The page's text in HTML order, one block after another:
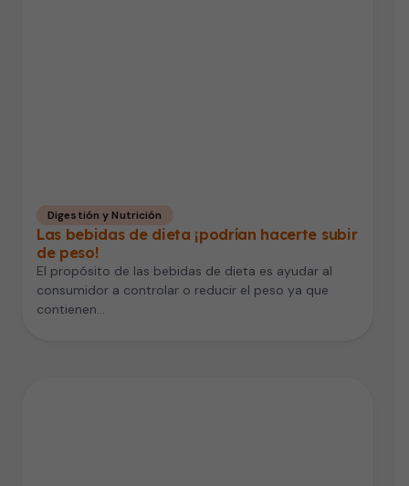
Digestión y Nutrición
Las bebidas de dieta ¡podrían hacerte subir
de peso!
El propósito de las bebidas de dieta es ayudar al
consumidor a controlar o reducir el peso ya que
contienen…